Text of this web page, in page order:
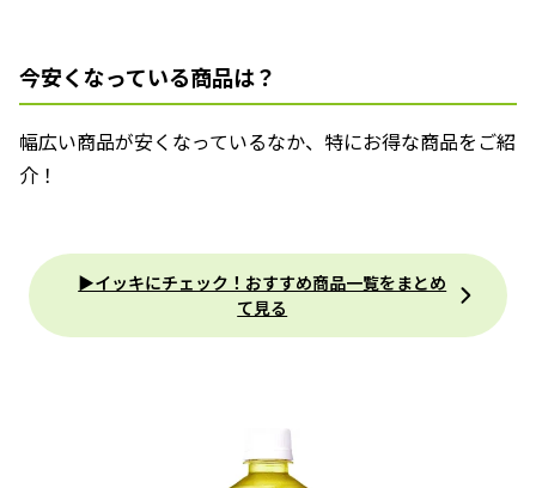
今安くなっている商品は？
幅広い商品が安くなっているなか、特にお得な商品をご紹
介！
▶イッキにチェック！おすすめ商品一覧をまとめ
て見る